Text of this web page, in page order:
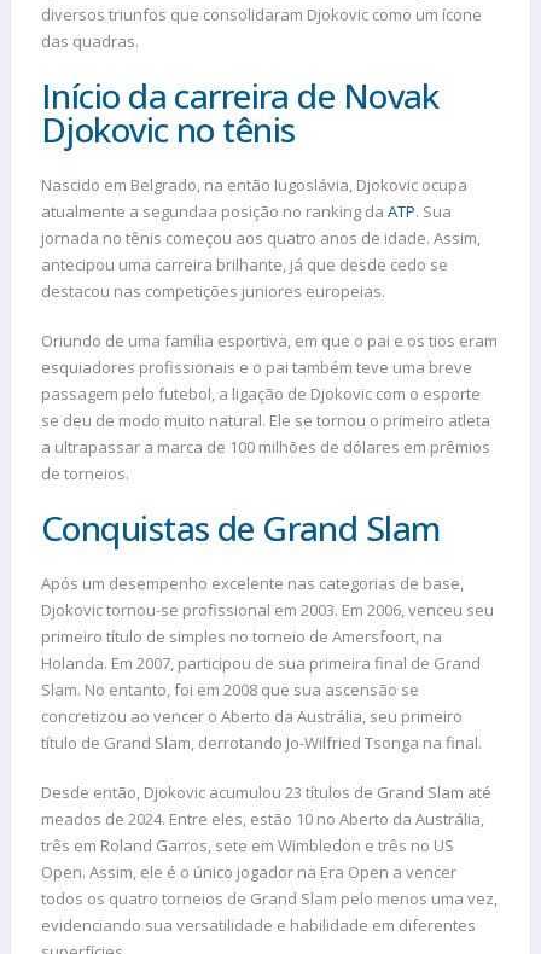
diversos triunfos que consolidaram Djokovic como um ícone
das quadras.
Início da carreira de Novak
Djokovic no tênis
Nascido em Belgrado, na então Iugoslávia, Djokovic ocupa
atualmente a segundaa posição no ranking da ATP. Sua
jornada no tênis começou aos quatro anos de idade. Assim,
antecipou uma carreira brilhante, já que desde cedo se
destacou nas competições juniores europeias.
Oriundo de uma família esportiva, em que o pai e os tios eram
esquiadores profissionais e o pai também teve uma breve
passagem pelo futebol, a ligação de Djokovic com o esporte
se deu de modo muito natural. Ele se tornou o primeiro atleta
a ultrapassar a marca de 100 milhões de dólares em prêmios
de torneios.
Conquistas de Grand Slam
Após um desempenho excelente nas categorias de base,
Djokovic tornou-se profissional em 2003. Em 2006, venceu seu
primeiro título de simples no torneio de Amersfoort, na
Holanda. Em 2007, participou de sua primeira final de Grand
Slam. No entanto, foi em 2008 que sua ascensão se
concretizou ao vencer o Aberto da Austrália, seu primeiro
título de Grand Slam, derrotando Jo-Wilfried Tsonga na final.
Desde então, Djokovic acumulou 23 títulos de Grand Slam até
meados de 2024. Entre eles, estão 10 no Aberto da Austrália,
três em Roland Garros, sete em Wimbledon e três no US
Open. Assim, ele é o único jogador na Era Open a vencer
todos os quatro torneios de Grand Slam pelo menos uma vez,
evidenciando sua versatilidade e habilidade em diferentes